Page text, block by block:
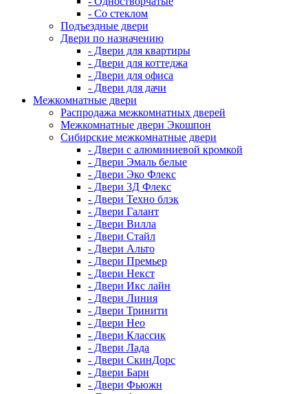
- Со стеклом
Подъездные двери
Двери по назначению
- Двери для квартиры
- Двери для коттеджа
- Двери для офиса
- Двери для дачи
Межкомнатные двери
Распродажа межкомнатных дверей
Межкомнатные двери Экошпон
Сибирские межкомнатные двери
- Двери с алюминиевой кромкой
- Двери Эмаль белые
- Двери Эко Флекс
- Двери 3Д Флекс
- Двери Техно блэк
- Двери Галант
- Двери Вилла
- Двери Стайл
- Двери Альто
- Двери Премьер
- Двери Некст
- Двери Икс лайн
- Двери Линия
- Двери Тринити
- Двери Нео
- Двери Классик
- Двери Лада
- Двери СкинДорс
- Двери Барн
- Двери Фьюжн